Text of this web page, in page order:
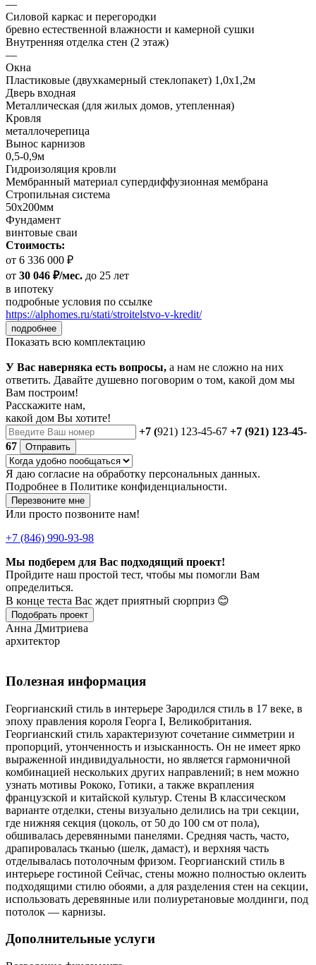
—
Силовой каркас и перегородки
бревно естественной влажности и камерной сушки
Внутренняя отделка стен (2 этаж)
—
Окна
Пластиковые (двухкамерный стеклопакет) 1,0х1,2м
Дверь входная
Металлическая (для жилых домов, утепленная)
Кровля
металлочерепица
Вынос карнизов
0,5-0,9м
Гидроизоляция кровли
Мембранный материал супердиффузионная мембрана
Стропильная система
50х200мм
Фундамент
винтовые сваи
Стоимость:
от 6 336 000 ₽
от 30 046 ₽/мес. до 25 лет
в ипотеку
подробные условия по ссылке
https://alphomes.ru/stati/stroitelstvo-v-kredit/
подробнее
Показать всю комплектацию
У Вас наверняка есть вопросы, а нам не сложно на них
ответить. Давайте душевно поговорим о том, какой дом мы
Вам построим!
Расскажите нам,
какой дом Вы хотите!
+7 (921) 123-45-67 +7 (921) 123-45-
67
Отправить
Я даю согласие на обработку персональных данных.
Подробнее в Политике конфиденциальности.
Перезвоните мне
Или просто позвоните нам!
+7 (846) 990-93-98
Мы подберем для Вас подходящий проект!
Пройдите наш простой тест, чтобы мы помогли Вам
определиться.
В конце теста Вас ждет приятный сюрприз 😊
Подобрать проект
Анна Дмитриева
архитектор
Полезная информация
Георгианский стиль в интерьере Зародился стиль в 17 веке, в
эпоху правления короля Георга I, Великобритания.
Георгианский стиль характеризуют сочетание симметрии и
пропорций, утонченность и изысканность. Он не имеет ярко
выраженной индивидуальности, но является гармоничной
комбинацией нескольких других направлений; в нем можно
узнать мотивы Рококо, Готики, а также вкрапления
французской и китайской культур. Стены В классическом
варианте отделки, стены визуально делились на три секции,
где нижняя секция (цоколь, от 50 до 100 см от пола),
обшивалась деревянными панелями. Средняя часть, часто,
драпировалась тканью (шелк, дамаст), и верхняя часть
отделывалась потолочным фризом. Георгианский стиль в
интерьере гостиной Сейчас, стены можно полностью оклеить
подходящими стилю обоями, а для разделения стен на секции,
использовать деревянные или полиуретановые молдинги, под
потолок — карнизы.
Дополнительные услуги